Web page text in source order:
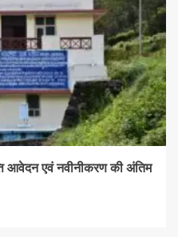
आवेदन एवं नवीनीकरण की अंतिम